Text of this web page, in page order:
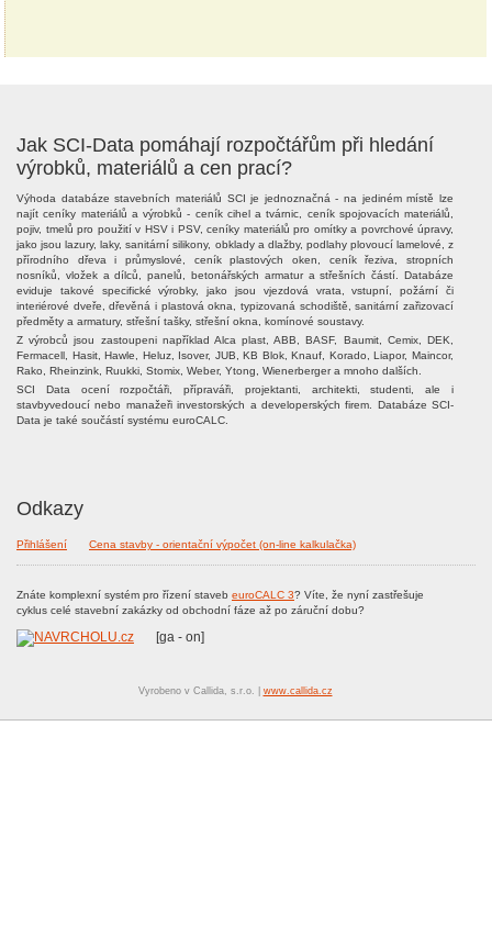
Jak SCI-Data pomáhají rozpočtářům při hledání
výrobků, materiálů a cen prací?
Výhoda databáze stavebních materiálů SCI je jednoznačná - na jediném místě lze
najít ceníky materiálů a výrobků - ceník cihel a tvárnic, ceník spojovacích materiálů,
pojiv, tmelů pro použití v HSV i PSV, ceníky materiálů pro omítky a povrchové úpravy,
jako jsou lazury, laky, sanitární silikony, obklady a dlažby, podlahy plovoucí lamelové, z
přírodního dřeva i průmyslové, ceník plastových oken, ceník řeziva, stropních
nosníků, vložek a dílců, panelů, betonářských armatur a střešních částí. Databáze
eviduje takové specifické výrobky, jako jsou vjezdová vrata, vstupní, požární či
interiérové dveře, dřevěná i plastová okna, typizovaná schodiště, sanitární zařizovací
předměty a armatury, střešní tašky, střešní okna, komínové soustavy.
Z výrobců jsou zastoupeni například Alca plast, ABB, BASF, Baumit, Cemix, DEK,
Fermacell, Hasit, Hawle, Heluz, Isover, JUB, KB Blok, Knauf, Korado, Liapor, Maincor,
Rako, Rheinzink, Ruukki, Stomix, Weber, Ytong, Wienerberger a mnoho dalších.
SCI Data ocení rozpočtáři, přípraváři, projektanti, architekti, studenti, ale i
stavbyvedoucí nebo manažeři investorských a developerských firem. Databáze SCI-
Data je také součástí systému euroCALC.
Odkazy
Přihlášení Cena stavby - orientační výpočet (on-line kalkulačka)
Znáte komplexní systém pro řízení staveb euroCALC 3? Víte, že nyní zastřešuje
cyklus celé stavební zakázky od obchodní fáze až po záruční dobu?
[ga - on]
Vyrobeno v Callida, s.r.o. | www.callida.cz